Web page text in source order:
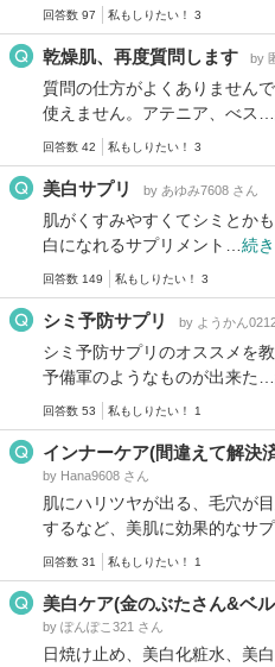
回答数 97 私もしりたい！ 3
乾燥肌、再度質問します by
質問の仕方がよくありません
使えません。アテニア、べス…
回答数 42 私もしりたい！ 3
美白サプリ by あゆみ7608 さん
肌がくすみやすくてシミとか
白になれるサプリメント… 続
回答数 149 私もしりたい！ 3
シミ予防サプリ by ようかん
シミ予防サプリのオススメを
予備軍のようなものが出来た…
回答数 53 私もしりたい！ 1
インナーケア(間違えて解決
by Hana9608 さん
肌にハリツヤが出る、毛穴が
するなど、美肌に効果的なサ
回答数 31 私もしりたい！ 1
美白ケア(金のぶたさん&ベ
by ぽんぽこ321 さん
日焼け止め、美白化粧水、美